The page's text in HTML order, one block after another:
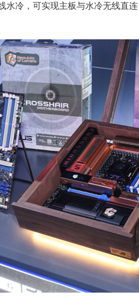
水冷，可实现主板与水冷无线直